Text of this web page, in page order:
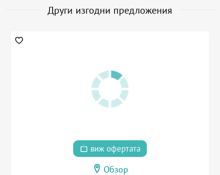
Други изгодни предложения
виж офертата
Обзор